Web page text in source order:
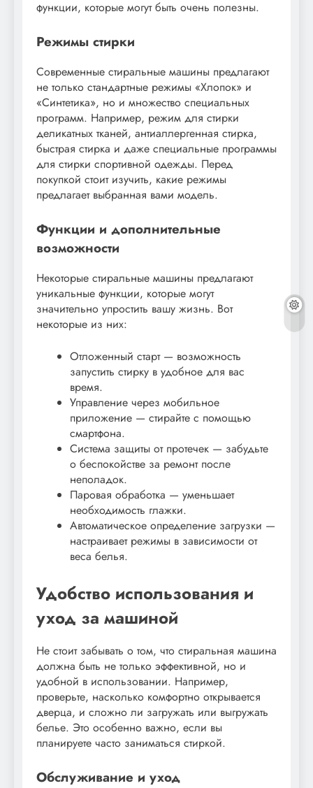
функции, которые могут быть очень полезны.
Режимы стирки
Современные стиральные машины предлагают
не только стандартные режимы «Хлопок» и
«Синтетика», но и множество специальных
программ. Например, режим для стирки
деликатных тканей, антиаллергенная стирка,
быстрая стирка и даже специальные программы
для стирки спортивной одежды. Перед
покупкой стоит изучить, какие режимы
предлагает выбранная вами модель.
Функции и дополнительные
возможности
Некоторые стиральные машины предлагают
уникальные функции, которые могут
значительно упростить вашу жизнь. Вот
некоторые из них:
Отложенный старт — возможность
запустить стирку в удобное для вас
время.
Управление через мобильное
приложение — стирайте с помощью
смартфона.
Система защиты от протечек — забудьте
о беспокойстве за ремонт после
неполадок.
Паровая обработка — уменьшает
необходимость глажки.
Автоматическое определение загрузки —
настраивает режимы в зависимости от
веса белья.
Удобство использования и
уход за машиной
Не стоит забывать о том, что стиральная машина
должна быть не только эффективной, но и
удобной в использовании. Например,
проверьте, насколько комфортно открывается
дверца, и сложно ли загружать или выгружать
белье. Это особенно важно, если вы
планируете часто заниматься стиркой.
Обслуживание и уход